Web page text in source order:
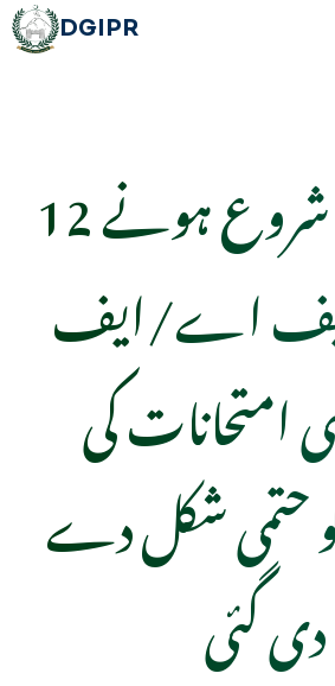
DGIPR
12 نومبر سے شروع ہونے
اے/ایف
کی
حتمی شکل دے
دی گئی